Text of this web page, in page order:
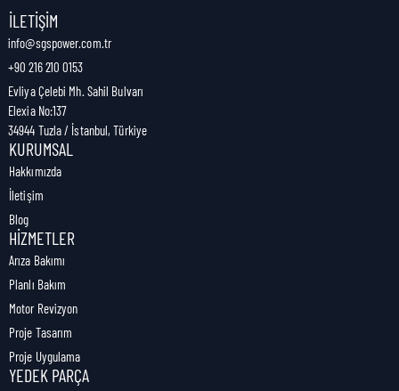
Nakliye Ağırlığı:
İLETIŞIM
info@sgspower.com.tr
+90 216 210 0153
Evliya Çelebi Mh. Sahil Bulvarı
Elexia No:137
34944 Tuzla / İstanbul, Türkiye
KURUMSAL
Hakkımızda
İletişim
Blog
HIZMETLER
Arıza Bakımı
Planlı Bakım
Motor Revizyon
Proje Tasarım
Proje Uygulama
YEDEK PARÇA